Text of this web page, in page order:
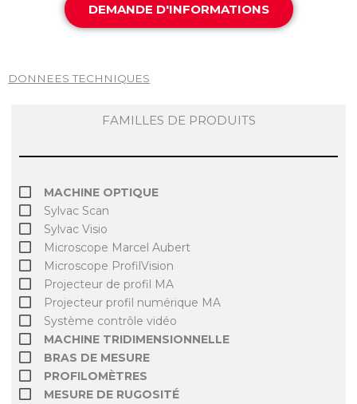
FAMILLES DE PRODUITS
MACHINE OPTIQUE
Sylvac Scan
Sylvac Visio
Microscope Marcel Aubert
Microscope ProfilVision
Projecteur de profil MA
Projecteur profil numérique MA
Système contrôle vidéo
MACHINE TRIDIMENSIONNELLE
BRAS DE MESURE
PROFILOMÈTRES
MESURE DE RUGOSITÉ
DEMANDE D'INFORMATIONS
DONNEES TECHNIQUES